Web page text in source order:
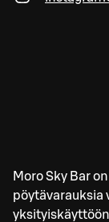
Moro Sky Bar
pöytävarauksia